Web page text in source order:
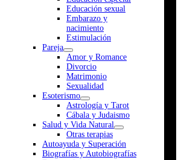
Educación sexual
Embarazo y
nacimiento
Estimulación
Pareja
Amor y Romance
Divorcio
Matrimonio
Sexualidad
Esoterismo
Astrología y Tarot
Cábala y Judaismo
Salud y Vida Natural
Otras terapias
Autoayuda y Superación
Biografías y Autobiografías